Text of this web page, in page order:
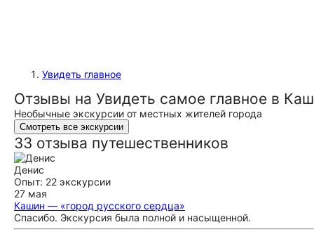
Увидеть главное
Отзывы на Увидеть самое главное в
Необычные экскурсии от местных жителей города
Смотреть все экскурсии
33 отзыва путешественников
Денис
Опыт: 22 экскурсии
27 мая
Кашин — «город русского сердца»
Спасибо. Экскурсия была полной и насыщенной.